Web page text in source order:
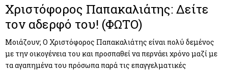
Χριστόφορος Παπακαλιάτης: Δείτε
τον αδερφό του! (ΦΩΤΟ)
Μοιάζουν; O Χριστόφορος Παπακαλιάτης είναι πολύ δεμένος
με την οικογένεια του και προσπαθεί να περνάει χρόνο μαζί με
τα αγαπημένα του πρόσωπα παρά τις επαγγελματικές